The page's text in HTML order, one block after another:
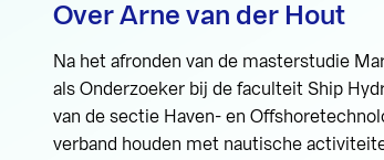
Over Arne van der Hout
Na het afronden van de masterstudie
als Onderzoeker bij de faculteit Ship
van de sectie Haven- en
verband houden met nautische